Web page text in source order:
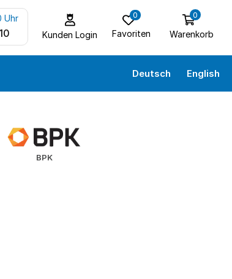
Uhr
Kunden Login
0
Favoriten
0
Warenkorb
Deutsch English
BPK